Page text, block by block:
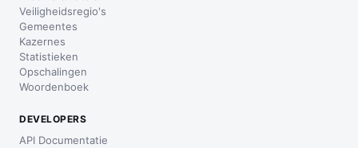
Veiligheidsregio's
Gemeentes
Kazernes
Statistieken
Opschalingen
Woordenboek
DEVELOPERS
API Documentatie